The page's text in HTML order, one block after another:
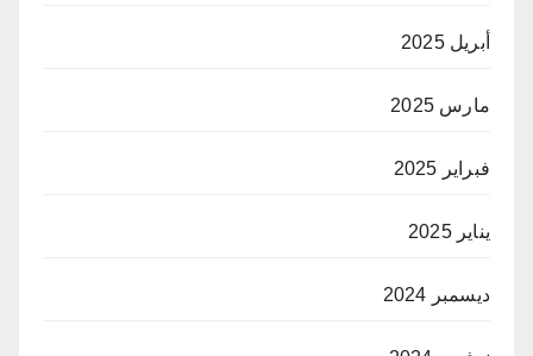
أبريل 2025
مارس 2025
فبراير 2025
يناير 2025
ديسمبر 2024